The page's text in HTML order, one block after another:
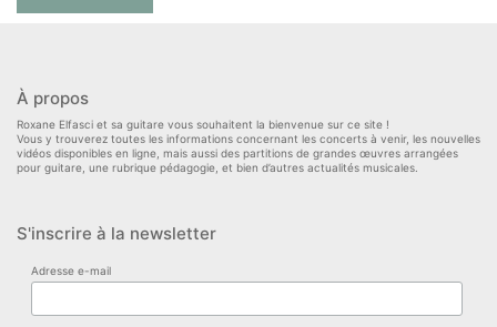
À propos
Roxane Elfasci et sa guitare vous souhaitent la bienvenue sur ce site !
Vous y trouverez toutes les informations concernant les concerts à venir, les nouvelles
vidéos disponibles en ligne, mais aussi des partitions de grandes œuvres arrangées
pour guitare, une rubrique pédagogie, et bien d’autres actualités musicales.
S'inscrire à la newsletter
Adresse e-mail